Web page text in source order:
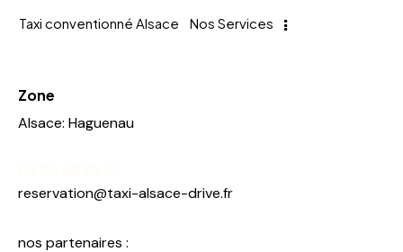
Taxi conventionné Alsace Nos Services
Zone
Alsace: Haguenau
reservation@taxi-alsace-drive.fr
nos partenaires :